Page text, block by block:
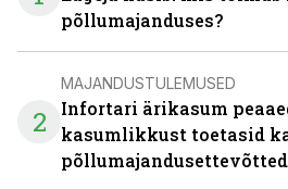
põllumajanduses?
2
MAJANDUSTULEMUSED
Infortari ärikasum
kasumlikkust toetasid
põllumajandusettevõtted